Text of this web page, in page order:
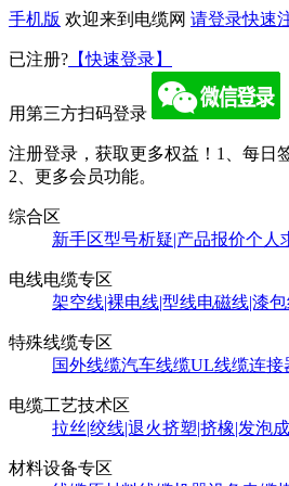
手机版 欢迎来到电缆网 请登录快速
已注册? 【快速登录】
用第三方扫码登录
注册登录，获取更多权益！ 1、每日
2、更多会员功能。
综合区
新手区型号析疑|产品报价个人
电线电缆专区
架空线|裸电线|型线电磁线|漆
特殊线缆专区
国外线缆汽车线缆UL线缆连接
电缆工艺技术区
拉丝|绞线|退火挤塑|挤橡|发泡
材料设备专区